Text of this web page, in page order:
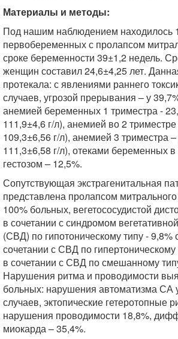
Материалы и методы:
Под нашим наблюдением находилось
первобеременных с пролапсом
сроке беременности 39±1,2 недель.
женщин составил 24,6±4,25 лет.
протекала: с явлениями раннего
случаев, угрозой прерывания – у
анемией беременных 1 триместра -
111,9±4,6 г/л), анемией во 2
109,3±6,56 г/л), анемией 3 триместра
111,3±6,58 г/л), отеками беременных в
гестозом – 12,5%.
Сопутствующая экстрагенитальная
представлена пролапсом
100% больных, вегетососудистой
в сочетании с синдромом
(СВД) по гипотоническому типу -
сочетании с СВД по
в сочетании с СВД по смешанному
Нарушения ритма и проводимости
больных: нарушения автоматизма СА
случаев, эктопические гетеротопные
нарушения проводимости 18,8%,
миокарда – 35,4%.